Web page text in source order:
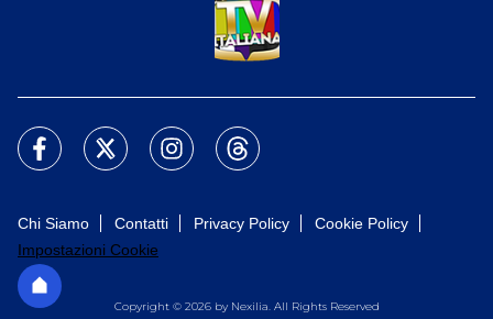
Chi Siamo Contatti Privacy Policy
Cookie Policy
Impostazioni Cookie
Copyright © 2026 by Nexilia. All Rights Reserved